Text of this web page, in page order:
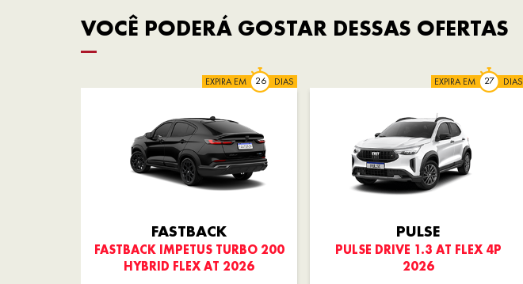
VOCÊ PODERÁ GOSTAR DESSAS OFERTAS
EXPIRA EM DIAS
FASTBACK
FASTBACK IMPETUS TURBO 200
HYBRID FLEX AT 2026
EXPIRA EM DIAS
PULSE
PULSE DRIVE 1.3 AT FLEX 4P
2026